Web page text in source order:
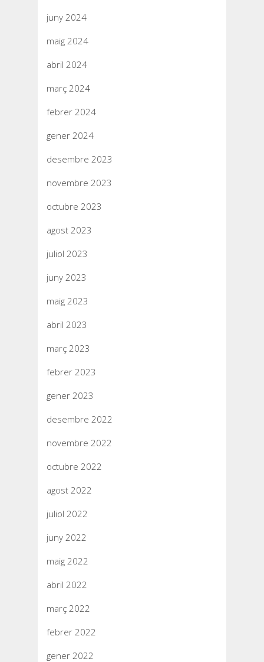
juny 2024
maig 2024
abril 2024
març 2024
febrer 2024
gener 2024
desembre 2023
novembre 2023
octubre 2023
agost 2023
juliol 2023
juny 2023
maig 2023
abril 2023
març 2023
febrer 2023
gener 2023
desembre 2022
novembre 2022
octubre 2022
agost 2022
juliol 2022
juny 2022
maig 2022
abril 2022
març 2022
febrer 2022
gener 2022